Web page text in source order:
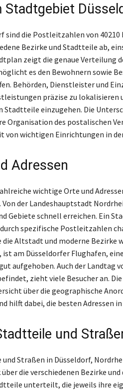
Stadtgebiet
sind die Postleitzahlen von 40210
Bezirke und Stadtteile ab,
zeigt die genaue Verteilung
es den Bewohnern sowie
Behörden, Dienstleister und
präzise zu lokalisieren
Stadtteile einzugehen. Die
Organisation des postalischen
wichtigen Einrichtungen in
Adressen
wichtige Orte und
Von der Landeshauptstadt
Gebiete schnell erreichen. Ein
spezifische Postleitzahlen
Altstadt und moderne Bezirke
am Düsseldorfer Flughafen,
aufgehoben. Auch der Landtag
zieht viele Besucher an.
über die geographische
hilft dabei, die besten Adressen
und
und Straßen in Düsseldorf,
die verschiedenen Bezirke
unterteilt, die jeweils ihre